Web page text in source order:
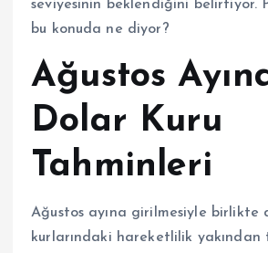
seviyesinin beklendiğini belirtiyor.
bu konuda ne diyor?
Ağustos
Dolar Kuru
Tahminleri
Ağustos ayına girilmesiyle birlikte
kurlarındaki hareketlilik yakından